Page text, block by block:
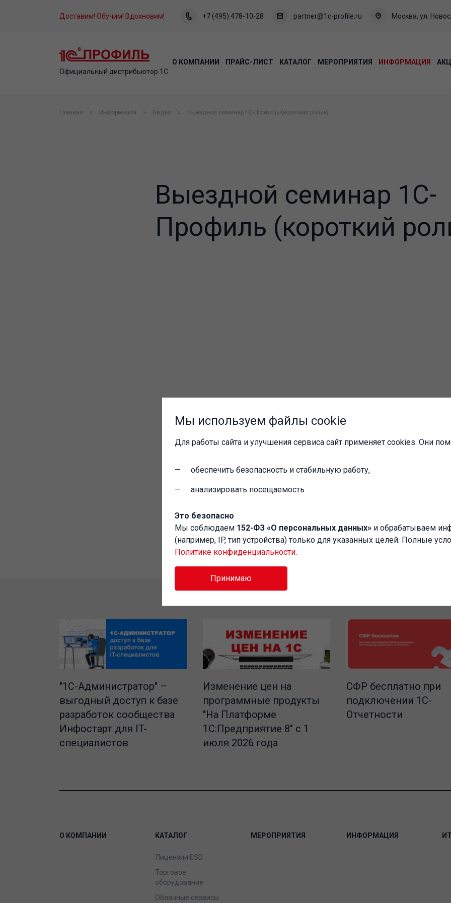
Доставим! Обучим! Вдохновим! +7 (495) 478-10-28 partner@1c-profile.ru Москва, ул.
Официальный дистрибьютор 1С
О КОМПАНИИ ПРАЙС-ЛИСТ КАТАЛОГ МЕРОПРИЯТИЯ ИНФОРМАЦИЯ
Главная Информация Видео Выездной семинар 1С-Профиль (короткий ролик)
Выездной семинар 1С-
Профиль (короткий
"1C-Администратор" –
выгодный доступ к базе
разработок сообщества
Инфостарт для IT-
специалистов
Изменение цен на
программные продукты
"На Платформе
1С:Предприятие 8" с 1
июля 2026 года
СФР бесплатно при
подключении 1С-
Отчетности
О КОМПАНИИ КАТАЛОГ
Лицензии ESD
Торговое
оборудование
Облачные сервисы
МЕРОПРИЯТИЯ ИНФОРМАЦИЯ
Мы используем файлы cookie
Для работы сайта и улучшения сервиса сайт применяет cookies. Они
обеспечить безопасность и стабильную работу,
анализировать посещаемость
Это безопасно
Мы соблюдаем 152-ФЗ «О персональных данных» и обрабатываем
(например, IP, тип устройства) только для указанных целей. Полные
Политике конфиденциальности.
Принимаю